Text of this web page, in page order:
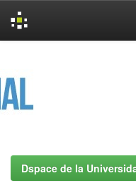
Dspace de la